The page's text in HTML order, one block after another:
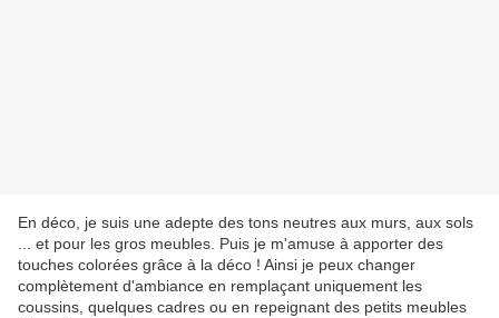
En déco, je suis une adepte des tons neutres aux murs, aux sols
... et pour les gros meubles. Puis je m'amuse à apporter des
touches colorées grâce à la déco ! Ainsi je peux changer
complètement d'ambiance en remplaçant uniquement les
coussins, quelques cadres ou en repeignant des petits meubles